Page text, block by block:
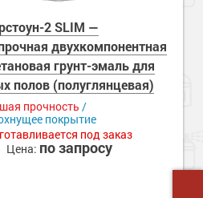
2 SLIM —
двухкомпонентная
грунт-эмаль для
полов (полуглянцевая)
прочность /
покрытие
под заказ
Цена: по запросу